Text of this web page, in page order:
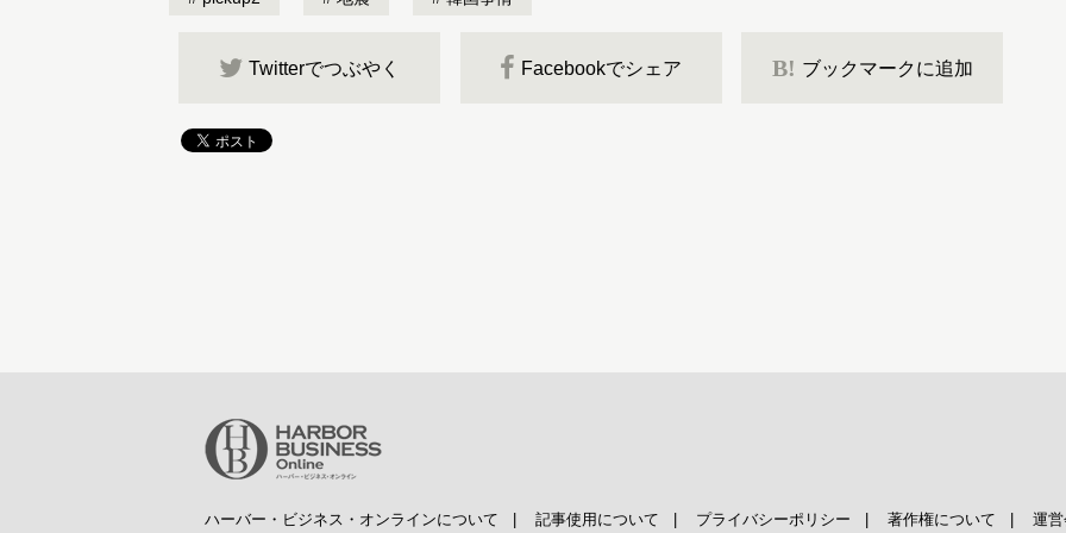
Twitterでつぶやく Facebookでシェア B! ブックマークに追加
ハーバー・ビジネス・オンラインについて 記事使用について プライバシーポリシー 著作権について 運